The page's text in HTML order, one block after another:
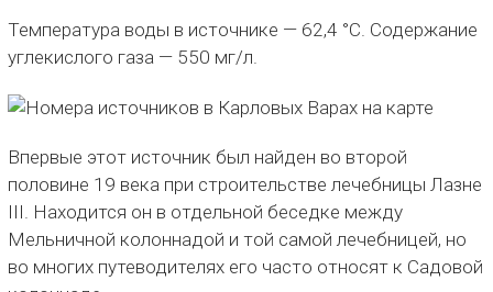
Температура воды в источнике — 62,4 °C. Содержание
углекислого газа — 550 мг/л.
Впервые этот источник был найден во второй
половине 19 века при строительстве лечебницы Лазне
III. Находится он в отдельной беседке между
Мельничной колоннадой и той самой лечебницей, но
во многих путеводителях его часто относят к Садовой